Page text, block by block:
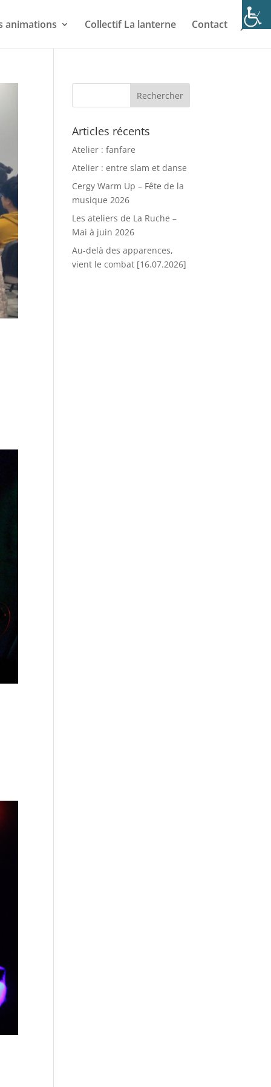
animations Collectif La lanterne Contact
Articles récents
Atelier : fanfare
Atelier : entre slam et danse
Cergy Warm Up – Fête de la
musique 2026
Les ateliers de La Ruche –
Mai à juin 2026
Au-delà des apparences,
vient le combat [16.07.2026]